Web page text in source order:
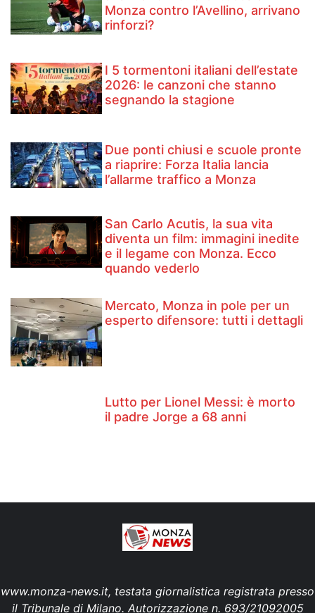
Monza contro l’Avellino, arrivano
rinforzi?
I 5 tormentoni italiani dell’estate
2026: le canzoni che stanno
segnando la stagione
Due ponti chiusi e scuole pronte
a riaprire: Forza Italia lancia
l’allarme traffico a Monza
San Carlo Acutis, la sua vita
diventa un film: immagini inedite
e il legame con Monza. Ecco
quando vederlo
Mercato, Monza in pole per un
esperto difensore: tutti i dettagli
Lutto per Lionel Messi: è morto
il padre Jorge a 68 anni
www.monza-news.it, testata giornalistica registrata presso
il Tribunale di Milano. Autorizzazione n. 693/21092005